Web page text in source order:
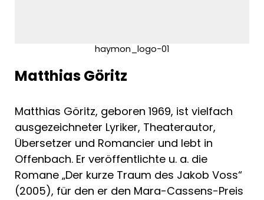
haymon_logo-01
Matthias Göritz
Matthias Göritz, geboren 1969, ist vielfach
ausgezeichneter Lyriker, Theaterautor,
Übersetzer und Romancier und lebt in
Offenbach. Er veröffentlichte u. a. die
Romane „Der kurze Traum des Jakob Voss“
(2005), für den er den Mara-Cassens-Preis